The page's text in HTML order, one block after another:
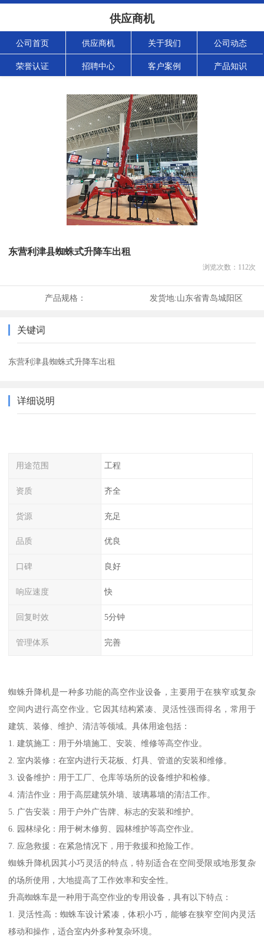
供应商机
公司首页 供应商机 关于我们 公司动态
荣誉认证 招聘中心 客户案例 产品知识
东营利津县蜘蛛式升降车出租
浏览次数： 112次
产品规格： 发货地:山东省青岛城阳区
关键词
东营利津县蜘蛛式升降车出租
详细说明
用途范围 工程
资质 齐全
货源 充足
品质 优良
口碑 良好
响应速度 快
回复时效 5分钟
管理体系 完善
蜘蛛升降机是一种多功能的高空作业设备，主要用于在狭窄或复杂
空间内进行高空作业。它因其结构紧凑、灵活性强而得名，常用于
建筑、装修、维护、清洁等领域。具体用途包括：
1. 建筑施工：用于外墙施工、安装、维修等高空作业。
2. 室内装修：在室内进行天花板、灯具、管道的安装和维修。
3. 设备维护：用于工厂、仓库等场所的设备维护和检修。
4. 清洁作业：用于高层建筑外墙、玻璃幕墙的清洁工作。
5. 广告安装：用于户外广告牌、标志的安装和维护。
6. 园林绿化：用于树木修剪、园林维护等高空作业。
7. 应急救援：在紧急情况下，用于救援和抢险工作。
蜘蛛升降机因其小巧灵活的特点，特别适合在空间受限或地形复杂
的场所使用，大地提高了工作效率和安全性。
升高蜘蛛车是一种用于高空作业的专用设备，具有以下特点：
1. 灵活性高：蜘蛛车设计紧凑，体积小巧，能够在狭窄空间内灵活
移动和操作，适合室内外多种复杂环境。